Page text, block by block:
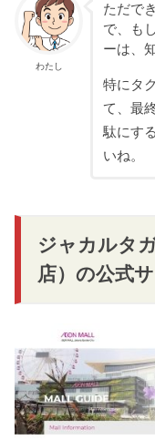
わたし
ただで
で、も
ーは、
特にタ
て、最
駄にす
いね。
ジャカルタ
店）の公式